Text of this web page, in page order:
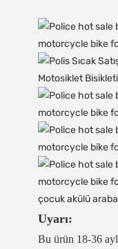
çocuk akülü
Uyarı:
Bu ürün 18-36